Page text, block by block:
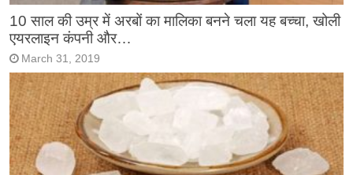
10 साल की उम्र में अरबों का मालिका बनने चला यह बच्चा, खोली
एयरलाइन कंपनी और…
March 31, 2019